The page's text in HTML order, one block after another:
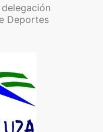
Deportes